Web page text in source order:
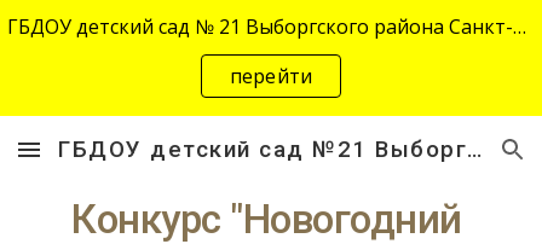
Skip to main content Skip to navigation
ГБДОУ детский сад № 21 Выборгского района Санкт-Петербурга переехал на новый адрес "site-2645.siteedu.ru".
перейти
ГБДОУ детский сад №21 Выборгского района Санкт-Петербурга
Конкурс "Новогодний